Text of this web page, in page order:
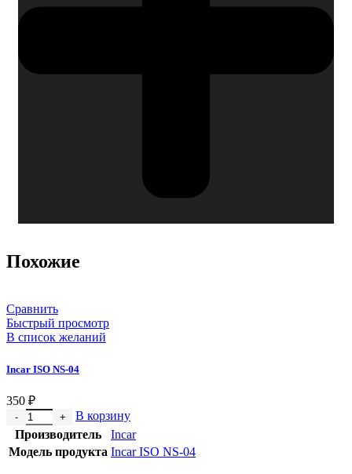
Похожие
Сравнить
Быстрый просмотр
В список желаний
Incar ISO NS-04
350 ₽
В корзину
Производитель
Incar
Модель продукта Incar ISO NS-04